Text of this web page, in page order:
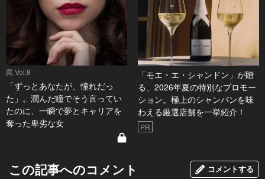
罠 Vol.8
「ずっとあなたが、憧れだっ
た」。潤んだ瞳でそう言ってい
たのに、一瞬で夢とキャリアを
奪った卑劣な女
「モエ・エ・シャンドン」が贈
る、2026年夏の特別なプロモー
ション。極上のシャンパンを味
わえる厳選店舗を一挙紹介！
PR
この記事へのコメント コメントする